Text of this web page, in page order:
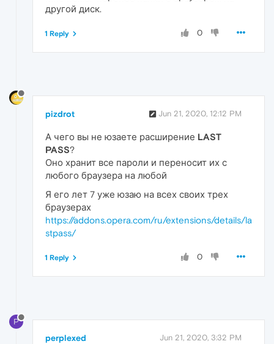
другой диск.
0
1 Reply
pizdrot Jun 21, 2020, 12:12 PM
А чего вы не юзаете расширение LAST
PASS?
Оно хранит все пароли и переносит их с
любого браузера на любой
Я его лет 7 уже юзаю на всех своих трех
браузерах
https://addons.opera.com/ru/extensions/details/la
stpass/
0
1 Reply
P
perplexed Jun 21, 2020, 3:32 PM